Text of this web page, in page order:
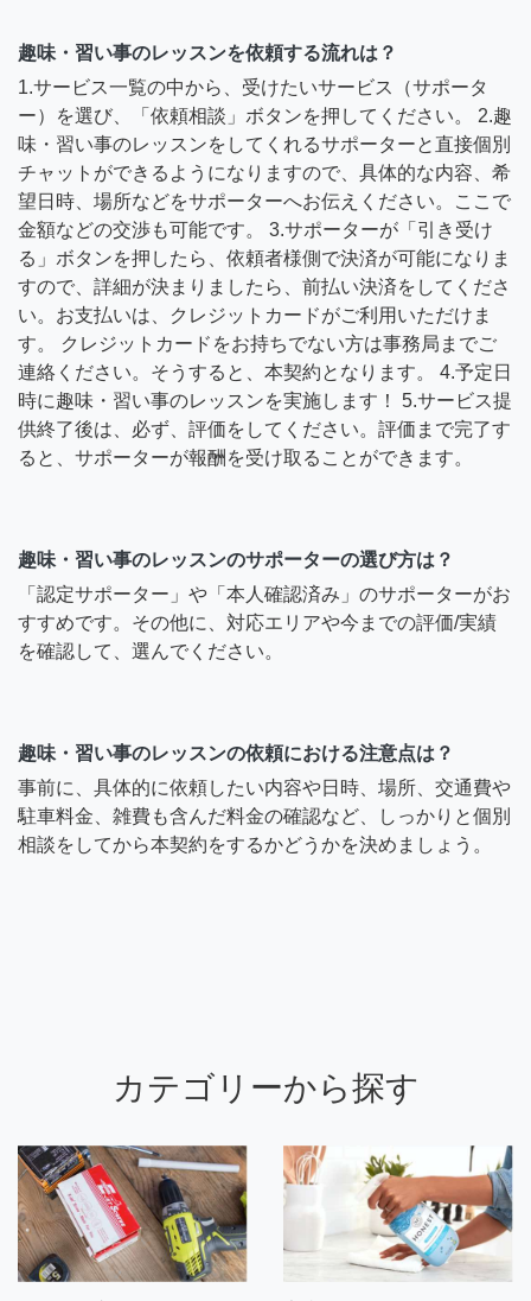
趣味・習い事のレッスンを依頼する流れは？
1.サービス一覧の中から、受けたいサービス（サポータ
ー）を選び、「依頼相談」ボタンを押してください。 2.趣
味・習い事のレッスンをしてくれるサポーターと直接個別
チャットができるようになりますので、具体的な内容、希
望日時、場所などをサポーターへお伝えください。ここで
金額などの交渉も可能です。 3.サポーターが「引き受け
る」ボタンを押したら、依頼者様側で決済が可能になりま
すので、詳細が決まりましたら、前払い決済をしてくださ
い。お支払いは、クレジットカードがご利用いただけま
す。 クレジットカードをお持ちでない方は事務局までご
連絡ください。そうすると、本契約となります。 4.予定日
時に趣味・習い事のレッスンを実施します！ 5.サービス提
供終了後は、必ず、評価をしてください。評価まで完了す
ると、サポーターが報酬を受け取ることができます。
趣味・習い事のレッスンのサポーターの選び方は？
「認定サポーター」や「本人確認済み」のサポーターがお
すすめです。その他に、対応エリアや今までの評価/実績
を確認して、選んでください。
趣味・習い事のレッスンの依頼における注意点は？
事前に、具体的に依頼したい内容や日時、場所、交通費や
駐車料金、雑費も含んだ料金の確認など、しっかりと個別
相談をしてから本契約をするかどうかを決めましょう。
カテゴリーから探す